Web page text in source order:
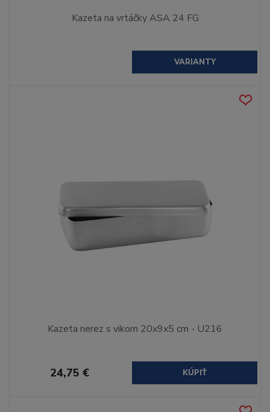
Kazeta na vrtáčky ASA 24 FG
VARIANTY
Kazeta nerez s vikom 20x9x5 cm - U216
24,75 € KÚPIŤ